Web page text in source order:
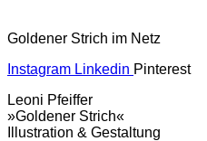
Goldener Strich im Netz
Instagram Linkedin Pinterest
Leoni Pfeiffer
»Goldener Strich«
Illustration & Gestaltung